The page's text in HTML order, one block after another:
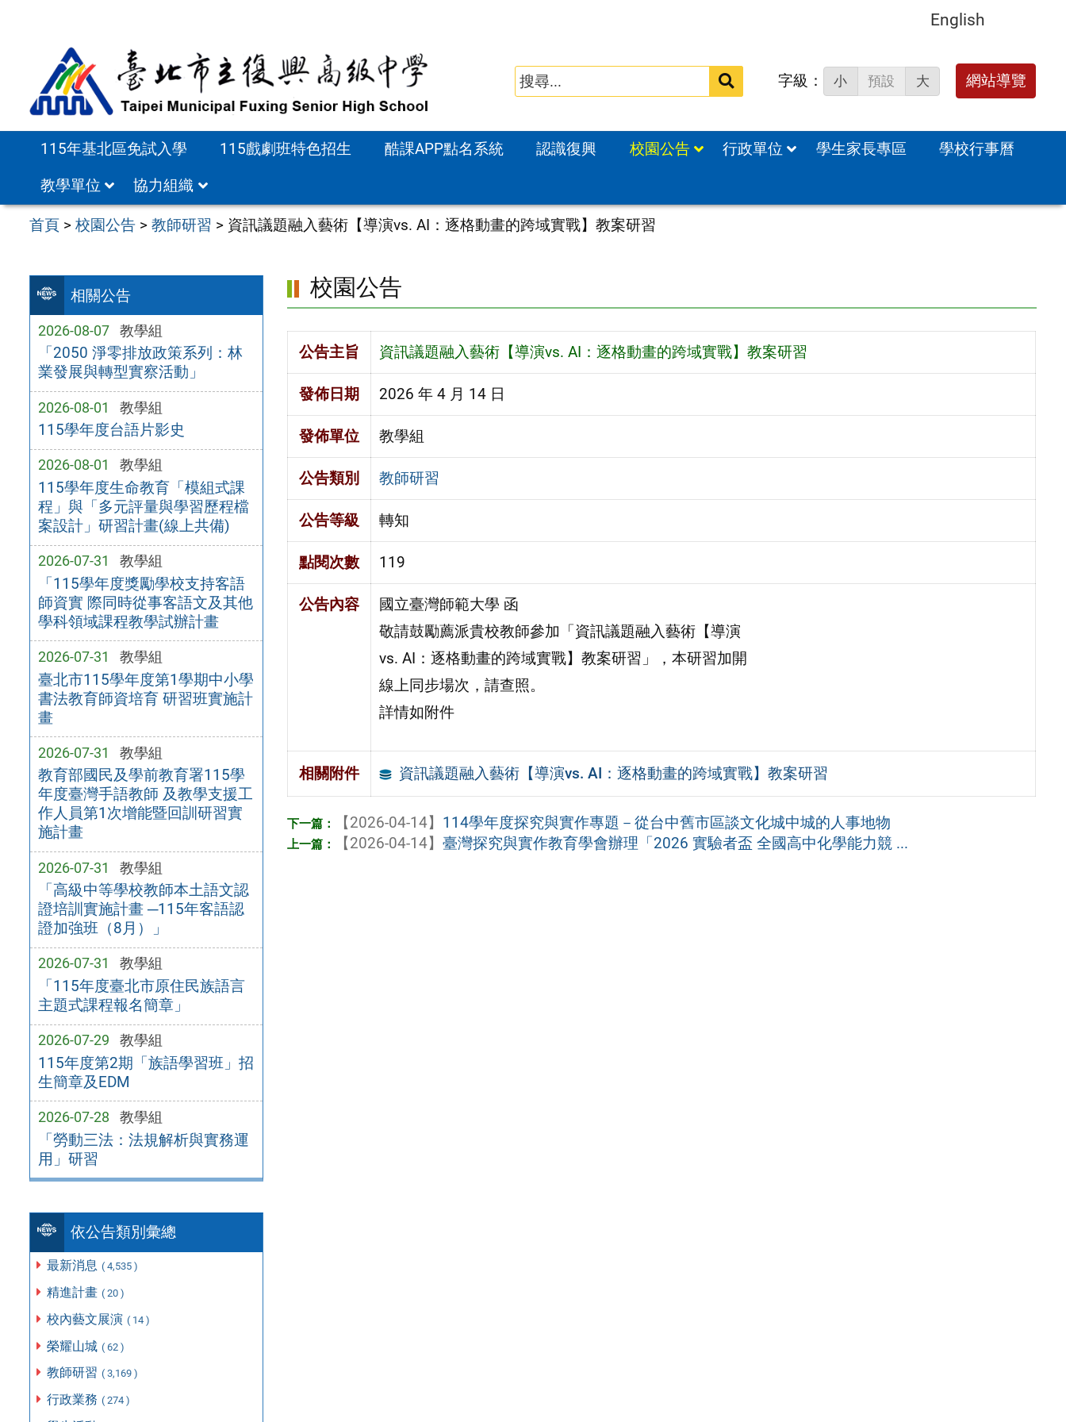
English
搜
字級： 小 預設 大 網站導覽
115年基北區免試入學 115戲劇班特色招生 酷課APP點名系統 認識復興 校園公告 行政單位 學生家長專區
學校行事曆
教學單位
協力組織
首頁 >校園公告 >教師研習 > 資訊議題融入藝術【導演vs. AI：逐格動畫的跨域實戰】教案研習
相關公告
2026-08-07 教學組
「2050 淨零排放政策系列：林
業發展與轉型實察活動」
2026-08-01 教學組
115學年度台語片影史
2026-08-01 教學組
115學年度生命教育「模組式課
程」與「多元評量與學習歷程檔
案設計」研習計畫(線上共備)
2026-07-31 教學組
「115學年度獎勵學校支持客語
師資實 際同時從事客語文及其他
學科領域課程教學試辦計畫
2026-07-31 教學組
臺北市115學年度第1學期中小學
書法教育師資培育 研習班實施計
畫
2026-07-31 教學組
教育部國民及學前教育署115學
年度臺灣手語教師 及教學支援工
作人員第1次增能暨回訓研習實
施計畫
2026-07-31 教學組
「高級中等學校教師本土語文認
證培訓實施計畫 ─115年客語認
證加強班（8月）」
2026-07-31 教學組
「115年度臺北市原住民族語言
主題式課程報名簡章」
2026-07-29 教學組
115年度第2期「族語學習班」招
生簡章及EDM
2026-07-28 教學組
「勞動三法：法規解析與實務運
用」研習
依公告類別彙總
最新消息 ( 4,535 )
精進計畫 ( 20 )
校內藝文展演 ( 14 )
榮耀山城 ( 62 )
教師研習 ( 3,169 )
行政業務 ( 274 )
校園公告
公告主旨 資訊議題融入藝術【導演vs. AI：逐格動畫的跨域實戰】教案研習
發佈日期 2026 年 4 月 14 日
發佈單位 教學組
公告類別 教師研習
公告等級 轉知
點閱次數 119
公告內容
國立臺灣師範大學 函
敬請鼓勵薦派貴校教師參加「資訊議題融入藝術【導演
vs. AI：逐格動畫的跨域實戰】教案研習」，本研習加開
線上同步場次，請查照。
詳情如附件
相關附件 資訊議題融入藝術【導演vs. AI：逐格動畫的跨域實戰】教案研習
【2026-04-14】 114學年度探究與實作專題－從台中舊市區談文化城中城的人事地物
【2026-04-14】臺灣探究與實作教育學會辦理「2026 實驗者盃 全國高中化學能力競 ...